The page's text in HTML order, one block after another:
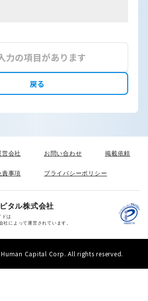
力の項目があります
戻る
営会社 お問い合わせ 掲載依頼
責事項 プライバシーポリシー
タル株式会社
ドは
によって運営されています。
Capital Corp. All rights reserved.